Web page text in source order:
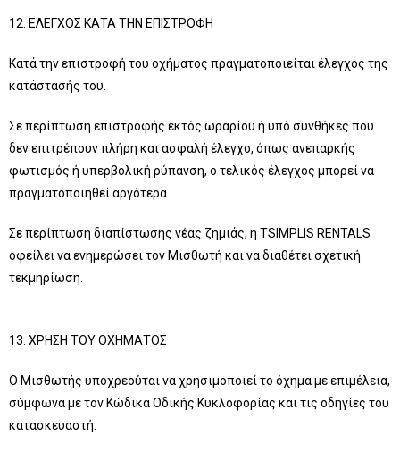
12. ΕΛΕΓΧΟΣ ΚΑΤΑ ΤΗΝ ΕΠΙΣΤΡΟΦΗ
Κατά την επιστροφή του οχήματος πραγματοποιείται έλεγχος της
κατάστασής του.
Σε περίπτωση επιστροφής εκτός ωραρίου ή υπό συνθήκες που
δεν επιτρέπουν πλήρη και ασφαλή έλεγχο, όπως ανεπαρκής
φωτισμός ή υπερβολική ρύπανση, ο τελικός έλεγχος μπορεί να
πραγματοποιηθεί αργότερα.
Σε περίπτωση διαπίστωσης νέας ζημιάς, η TSIMPLIS RENTALS
οφείλει να ενημερώσει τον Μισθωτή και να διαθέτει σχετική
τεκμηρίωση.
13. ΧΡΗΣΗ ΤΟΥ ΟΧΗΜΑΤΟΣ
Ο Μισθωτής υποχρεούται να χρησιμοποιεί το όχημα με επιμέλεια,
σύμφωνα με τον Κώδικα Οδικής Κυκλοφορίας και τις οδηγίες του
κατασκευαστή.